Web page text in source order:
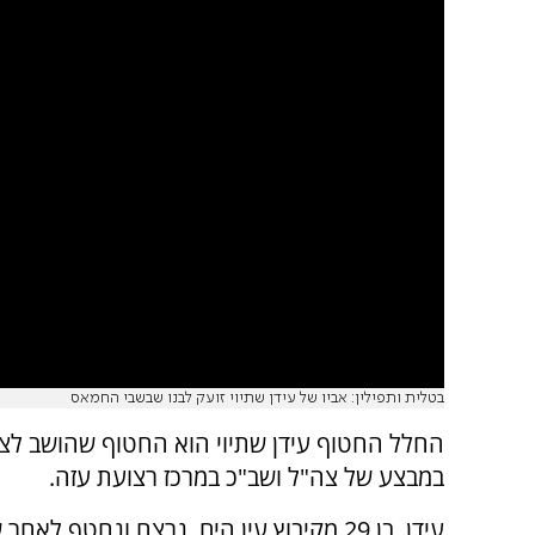
בטלית ותפילין: אביו של עידן שתיוי זועק לבנו שבשבי החמאס
החלל החטוף עידן שתיוי הוא החטוף שהושב לצד
במבצע של צה"ל ושב"כ במרכז רצועת עזה.